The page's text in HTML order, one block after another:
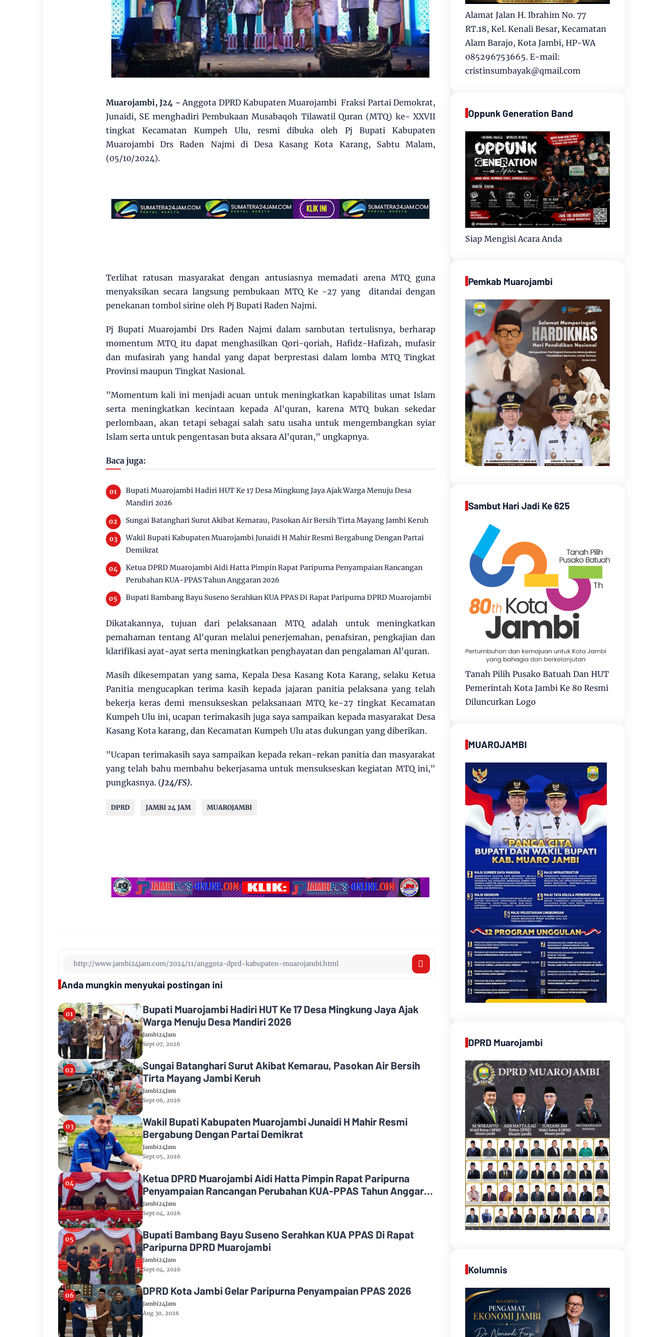
Muarojambi, J24 - Anggota DPRD Kabupaten Muarojambi Fraksi Partai Demokrat,
Junaidi, SE menghadiri Pembukaan Musabaqoh Tilawatil Quran (MTQ) ke- XXVII
tingkat Kecamatan Kumpeh Ulu, resmi dibuka oleh Pj Bupati Kabupaten
Muarojambi Drs Raden Najmi di Desa Kasang Kota Karang, Sabtu Malam,
(05/10/2024).
Terlihat ratusan masyarakat dengan antusiasnya memadati arena MTQ guna
menyaksikan secara langsung pembukaan MTQ Ke -27 yang ditandai dengan
penekanan tombol sirine oleh Pj Bupati Raden Najmi.
Pj Bupati Muarojambi Drs Raden Najmi dalam sambutan tertulisnya, berharap
momentum MTQ itu dapat menghasilkan Qori-qoriah, Hafidz-Hafizah, mufasir
dan mufasirah yang handal yang dapat berprestasi dalam lomba MTQ Tingkat
Provinsi maupun Tingkat Nasional.
"Momentum kali ini menjadi acuan untuk meningkatkan kapabilitas umat Islam
serta meningkatkan kecintaan kepada Al'quran, karena MTQ bukan sekedar
perlombaan, akan tetapi sebagai salah satu usaha untuk mengembangkan syiar
Islam serta untuk pengentasan buta aksara Al'quran," ungkapnya.
Baca juga:
Bupati Muarojambi Hadiri HUT Ke 17 Desa Mingkung Jaya Ajak Warga Menuju Desa
Mandiri 2026
Sungai Batanghari Surut Akibat Kemarau, Pasokan Air Bersih Tirta Mayang Jambi Keruh
Wakil Bupati Kabupaten Muarojambi Junaidi H Mahir Resmi Bergabung Dengan Partai
Demikrat
Ketua DPRD Muarojambi Aidi Hatta Pimpin Rapat Paripurna Penyampaian Rancangan
Perubahan KUA-PPAS Tahun Anggaran 2026
Bupati Bambang Bayu Suseno Serahkan KUA PPAS Di Rapat Paripurna DPRD Muarojambi
Dikatakannya, tujuan dari pelaksanaan MTQ adalah untuk meningkatkan
pemahaman tentang Al'quran melalui penerjemahan, penafsiran, pengkajian dan
klarifikasi ayat-ayat serta meningkatkan penghayatan dan pengalaman Al'quran.
Masih dikesempatan yang sama, Kepala Desa Kasang Kota Karang, selaku Ketua
Panitia mengucapkan terima kasih kepada jajaran panitia pelaksana yang telah
bekerja keras demi mensukseskan pelaksanaan MTQ ke-27 tingkat Kecamatan
Kumpeh Ulu ini, ucapan terimakasih juga saya sampaikan kepada masyarakat Desa
Kasang Kota karang, dan Kecamatan Kumpeh Ulu atas dukungan yang diberikan.
"Ucapan terimakasih saya sampaikan kepada rekan-rekan panitia dan masyarakat
yang telah bahu membahu bekerjasama untuk mensukseskan kegiatan MTQ ini,"
pungkasnya. (J24/FS).
DPRD JAMBI 24 JAM MUAROJAMBI
Anda mungkin menyukai postingan ini
Bupati Muarojambi Hadiri HUT Ke 17 Desa Mingkung Jaya Ajak
Warga Menuju Desa Mandiri 2026
Jambi24Jam
Sept 07, 2026
Sungai Batanghari Surut Akibat Kemarau, Pasokan Air Bersih
Tirta Mayang Jambi Keruh
Jambi24Jam
Sept 06, 2026
Wakil Bupati Kabupaten Muarojambi Junaidi H Mahir Resmi
Bergabung Dengan Partai Demikrat
Jambi24Jam
Sept 05, 2026
Ketua DPRD Muarojambi Aidi Hatta Pimpin Rapat Paripurna
Penyampaian Rancangan Perubahan KUA-PPAS Tahun Anggaran
2026
Jambi24Jam
Sept 04, 2026
Bupati Bambang Bayu Suseno Serahkan KUA PPAS Di Rapat
Paripurna DPRD Muarojambi
Jambi24Jam
Sept 04, 2026
DPRD Kota Jambi Gelar Paripurna Penyampaian PPAS 2026
Jambi24Jam
Aug 30, 2026
Alamat Jalan H. Ibrahim No. 77
RT.18, Kel. Kenali Besar, Kecamatan
Alam Barajo, Kota Jambi, HP-WA
085296753665. E-mail:
cristinsumbayak@qmail.com
Oppunk Generation Band
Siap Mengisi Acara Anda
Pemkab Muarojambi
Sambut Hari Jadi Ke 625
Tanah Pilih Pusako Batuah Dan HUT
Pemerintah Kota Jambi Ke 80 Resmi
Diluncurkan Logo
MUAROJAMBI
DPRD Muarojambi
Kolumnis